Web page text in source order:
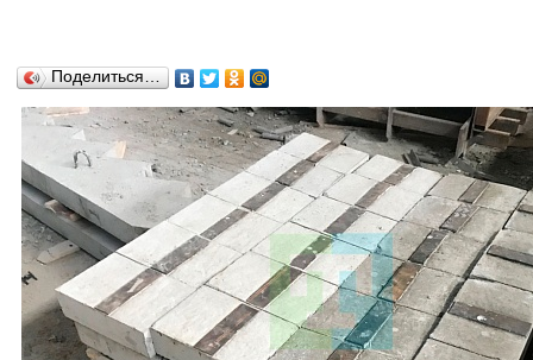
Поделиться…